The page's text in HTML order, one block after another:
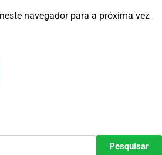
navegador para a próxima vez
Pesquisar